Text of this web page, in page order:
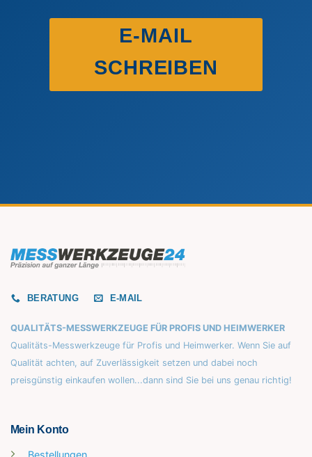
E-MAIL
SCHREIBEN
BERATUNG E-MAIL
QUALITÄTS-MESSWERKZEUGE FÜR PROFIS UND HEIMWERKER
Qualitäts-Messwerkzeuge für Profis und Heimwerker. Wenn Sie auf
Qualität achten, auf Zuverlässigkeit setzen und dabei noch
preisgünstig einkaufen wollen...dann sind Sie bei uns genau richtig!
Mein Konto
Bestellungen